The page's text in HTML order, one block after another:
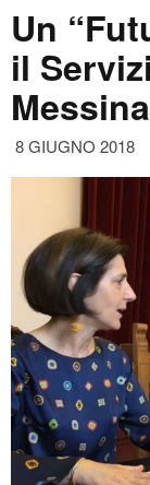
Un
il
8 GIUGNO 2018